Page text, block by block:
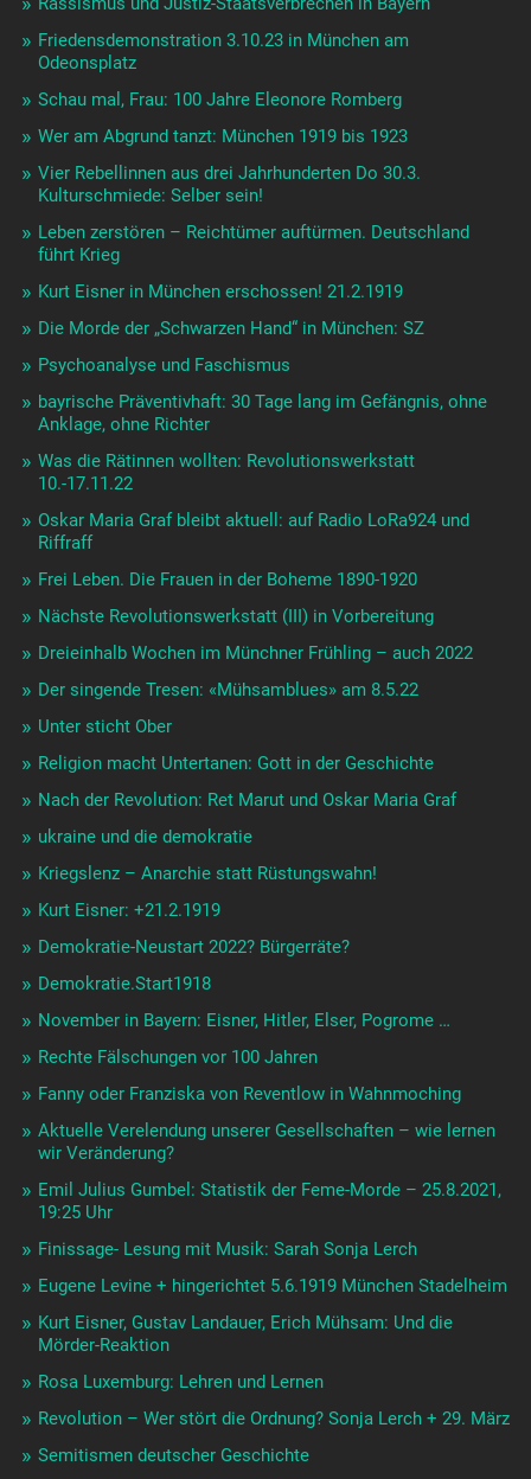
Friedensdemonstration 3.10.23 in München am
Odeonsplatz
Schau mal, Frau: 100 Jahre Eleonore Romberg
Wer am Abgrund tanzt: München 1919 bis 1923
Vier Rebellinnen aus drei Jahrhunderten Do 30.3.
Kulturschmiede: Selber sein!
Leben zerstören – Reichtümer auftürmen. Deutschland
führt Krieg
Kurt Eisner in München erschossen! 21.2.1919
Die Morde der „Schwarzen Hand“ in München: SZ
Psychoanalyse und Faschismus
bayrische Präventivhaft: 30 Tage lang im Gefängnis, ohne
Anklage, ohne Richter
Was die Rätinnen wollten: Revolutionswerkstatt
10.-17.11.22
Oskar Maria Graf bleibt aktuell: auf Radio LoRa924 und
Riffraff
Frei Leben. Die Frauen in der Boheme 1890-1920
Nächste Revolutionswerkstatt (III) in Vorbereitung
Dreieinhalb Wochen im Münchner Frühling – auch 2022
Der singende Tresen: «Mühsamblues» am 8.5.22
Unter sticht Ober
Religion macht Untertanen: Gott in der Geschichte
Nach der Revolution: Ret Marut und Oskar Maria Graf
ukraine und die demokratie
Kriegslenz – Anarchie statt Rüstungswahn!
Kurt Eisner: +21.2.1919
Demokratie-Neustart 2022? Bürgerräte?
Demokratie.Start1918
November in Bayern: Eisner, Hitler, Elser, Pogrome …
Rechte Fälschungen vor 100 Jahren
Fanny oder Franziska von Reventlow in Wahnmoching
Aktuelle Verelendung unserer Gesellschaften – wie lernen
wir Veränderung?
Emil Julius Gumbel: Statistik der Feme-Morde – 25.8.2021,
19:25 Uhr
Finissage- Lesung mit Musik: Sarah Sonja Lerch
Eugene Levine + hingerichtet 5.6.1919 München Stadelheim
Kurt Eisner, Gustav Landauer, Erich Mühsam: Und die
Mörder-Reaktion
Rosa Luxemburg: Lehren und Lernen
Revolution – Wer stört die Ordnung? Sonja Lerch + 29. März
Semitismen deutscher Geschichte